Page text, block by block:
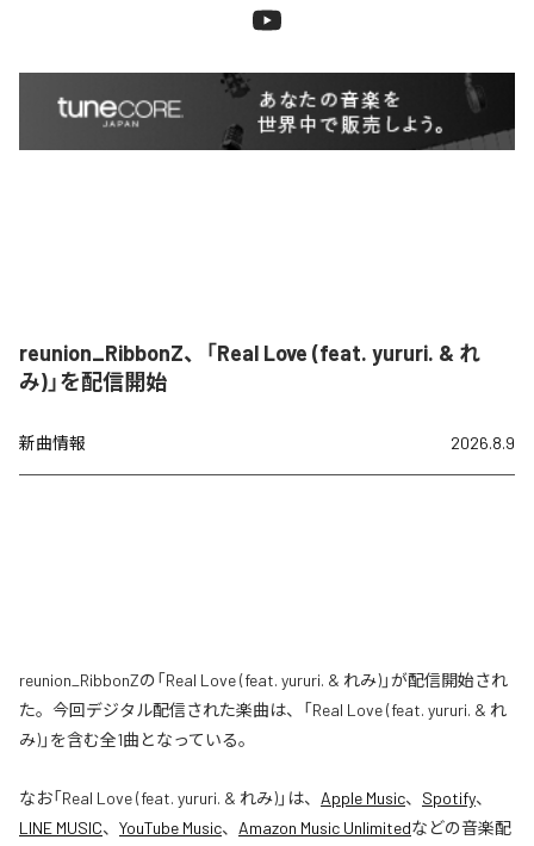
reunion_RibbonZ、「Real Love (feat. yururi. & れ
み)」を配信開始
新曲情報 2026.8.9
reunion_RibbonZの「Real Love (feat. yururi. & れみ)」が配信開始され
た。今回デジタル配信された楽曲は、「Real Love (feat. yururi. & れ
み)」を含む全1曲となっている。
なお「Real Love (feat. yururi. & れみ)」は、 Apple Music、 Spotify、
LINE MUSIC、 YouTube Music、 Amazon Music Unlimitedなどの音楽配